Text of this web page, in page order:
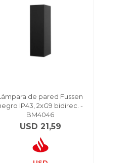
de pared Fussen
IP43, 2xG9 bidirec. -
BM4046
USD 21,59